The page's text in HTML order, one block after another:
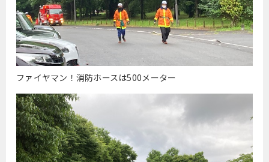
ファイヤマン！消防ホースは500メーター